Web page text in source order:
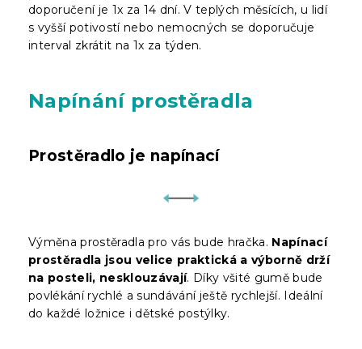
doporučení je 1x za 14 dní. V teplých měsících, u lidí
s vyšší potivostí nebo nemocných se doporučuje
interval zkrátit na 1x za týden.
Napínání prostěradla
Prostěradlo je napínací
Výměna prostěradla pro vás bude hračka. Napínací
prostěradla jsou velice praktická a výborně drží
na posteli, nesklouzávají. Díky všité gumě bude
povlékání rychlé a sundávání ještě rychlejší. Ideální
do každé ložnice i dětské postýlky.